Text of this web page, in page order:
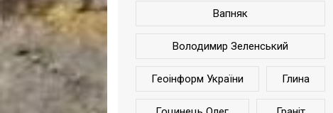
Вапняк
Володимир Зеленський
Геоінформ України Глина